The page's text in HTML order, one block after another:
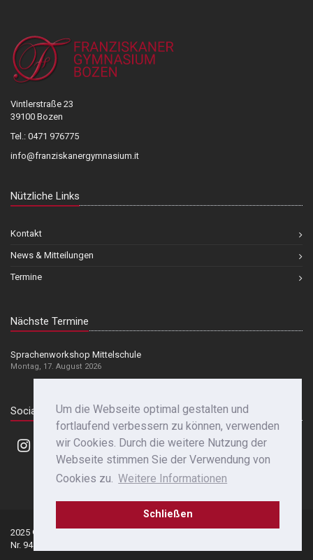
Um die Webseite optimal gestalten und
fortlaufend verbessern zu können, verwenden
wir Cookies. Durch die weitere Nutzung der
Webseite stimmen Sie der Verwendung von
Cookies zu. Weitere Informationen
Schließen
Vintlerstraße 23
39100 Bozen
Tel.: 0471 976775
info@franziskanergymnasium.it
Nützliche Links
Kontakt
News & Mitteilungen
Termine
Nächste Termine
Sprachenworkshop Mittelschule
Montag, 17. August 2026
Social Media
2025 © Franziskanergymnasium Bozen | St.-
Nr. 94142530214 | Mwst.-Nr. 00414810218